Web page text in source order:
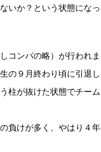
いか？という状態にな
コンパの略）が行われま
の９月終わり頃に引退し
柱が抜けた状態でチーム
負けが多く、やはり４